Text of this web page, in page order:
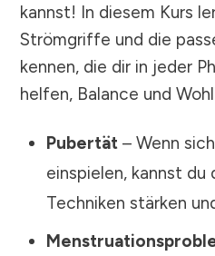
kannst! In diesem Kurs
Strömgriffe und die
kennen, die dir in jeder
helfen, Balance und
Pubertät– Wenn
einspielen, kannst
Techniken stärken